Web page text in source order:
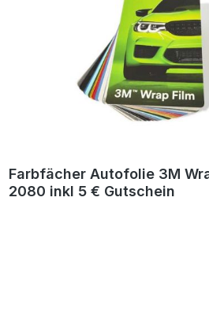
Farbfächer Autofolie 3M
2080 inkl 5 € Gutschein